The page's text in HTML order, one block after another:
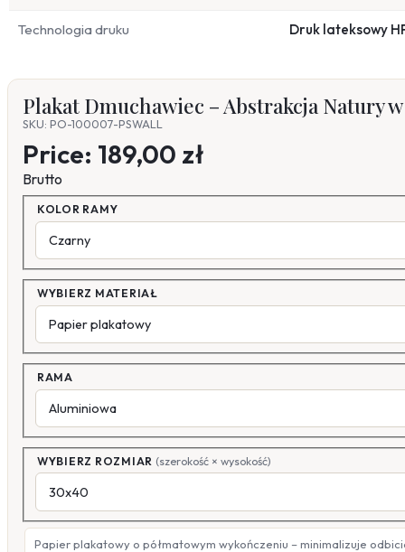
Technologia druku Druk lateksowy
Plakat Dmuchawiec – Abstrakcja Natury
SKU: PO-100007-PSWALL
Price: 189,00 zł
Brutto
KOLOR RAMY
WYBIERZ MATERIAŁ
RAMA
WYBIERZ ROZMIAR (szerokość × wysokość)
Papier plakatowy o półmatowym wykończeniu – minimalizuje